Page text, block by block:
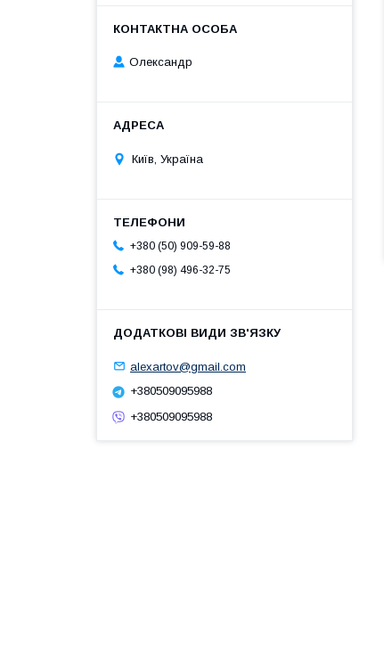
Олександр
Київ, Україна
+380 (50) 909-59-88
+380 (98) 496-32-75
alexartov@gmail.com
+380509095988
+380509095988